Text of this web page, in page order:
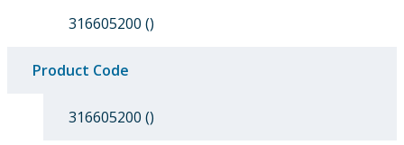
316605200 ()
Product Code
316605200 ()